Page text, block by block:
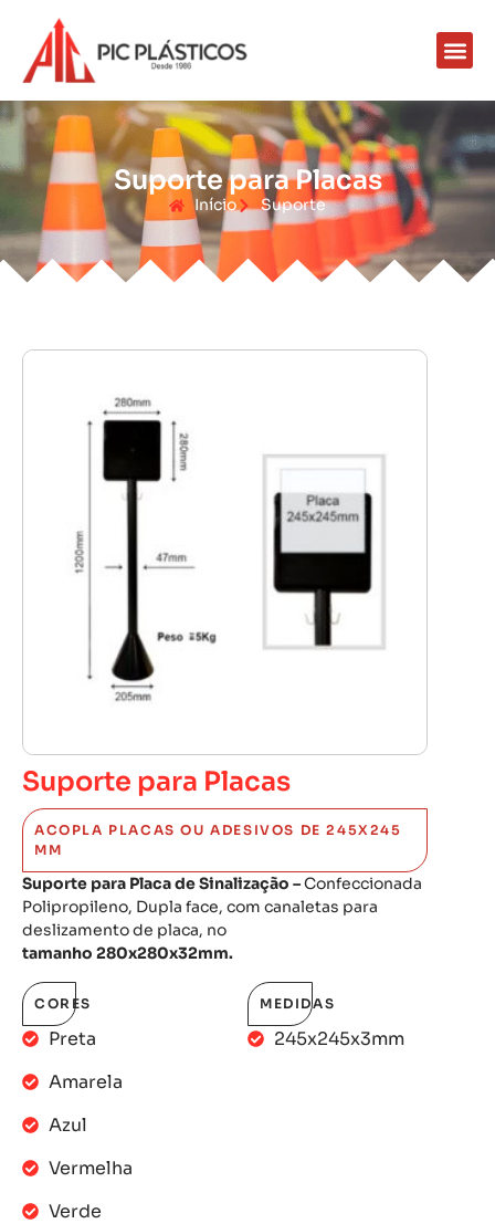
Suporte para Placas
Início Suporte
Suporte para Placas
ACOPLA PLACAS OU ADESIVOS DE 245X245
MM
Suporte para Placa de Sinalização –Confeccionada
Polipropileno, Dupla face, com canaletas para
deslizamento de placa, no
tamanho 280x280x32mm.
CORES
Preta
Amarela
Azul
Vermelha
Verde
MEDIDAS
245x245x3mm